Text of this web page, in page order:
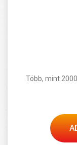
Több, mint